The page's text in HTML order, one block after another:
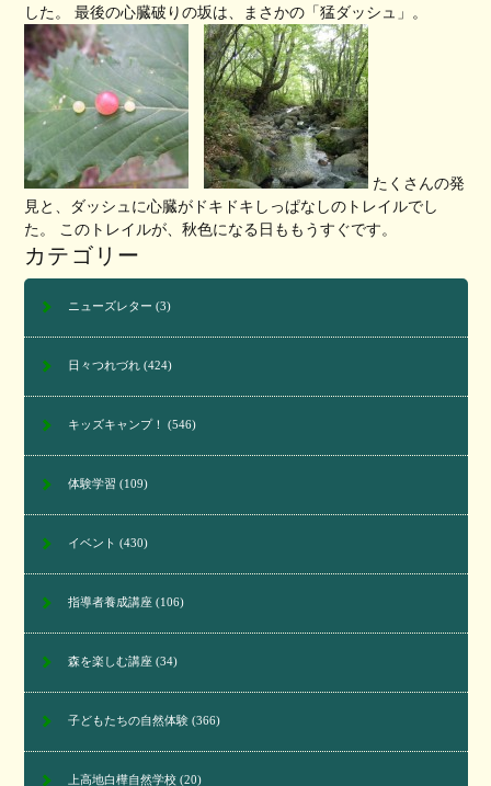
した。 最後の心臓破りの坂は、まさかの「猛ダッシュ」。
たくさんの発
見と、ダッシュに心臓がドキドキしっぱなしのトレイルでし
た。 このトレイルが、秋色になる日ももうすぐです。
カテゴリー
ニューズレター (3)
日々つれづれ(424)
キッズキャンプ！ (546)
体験学習 (109)
イベント (430)
指導者養成講座(106)
森を楽しむ講座(34)
子どもたちの自然体験(366)
上高地白樺自然学校(20)